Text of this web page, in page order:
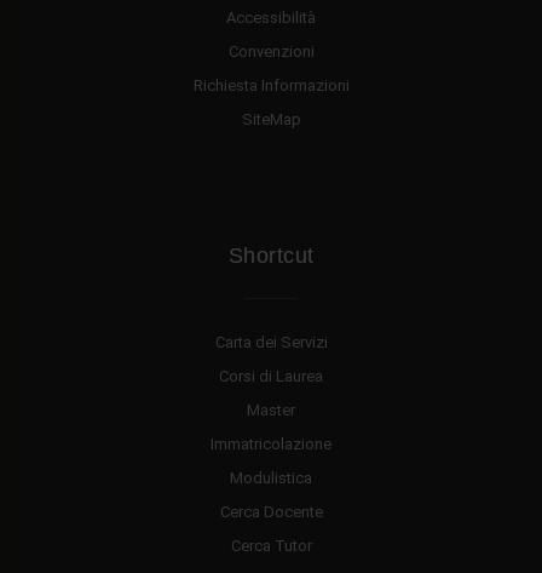
Accessibilità
Convenzioni
Richiesta Informazioni
SiteMap
Shortcut
Carta dei Servizi
Corsi di Laurea
Master
Immatricolazione
Modulistica
Cerca Docente
Cerca Tutor